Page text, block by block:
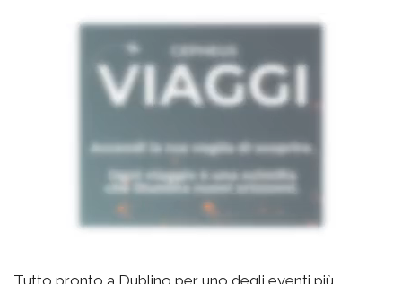
Tutto pronto a Dublino per uno degli eventi più